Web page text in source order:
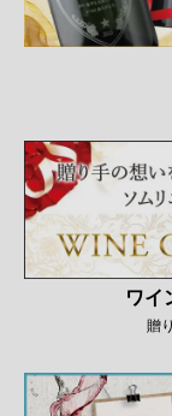
ワイ
贈